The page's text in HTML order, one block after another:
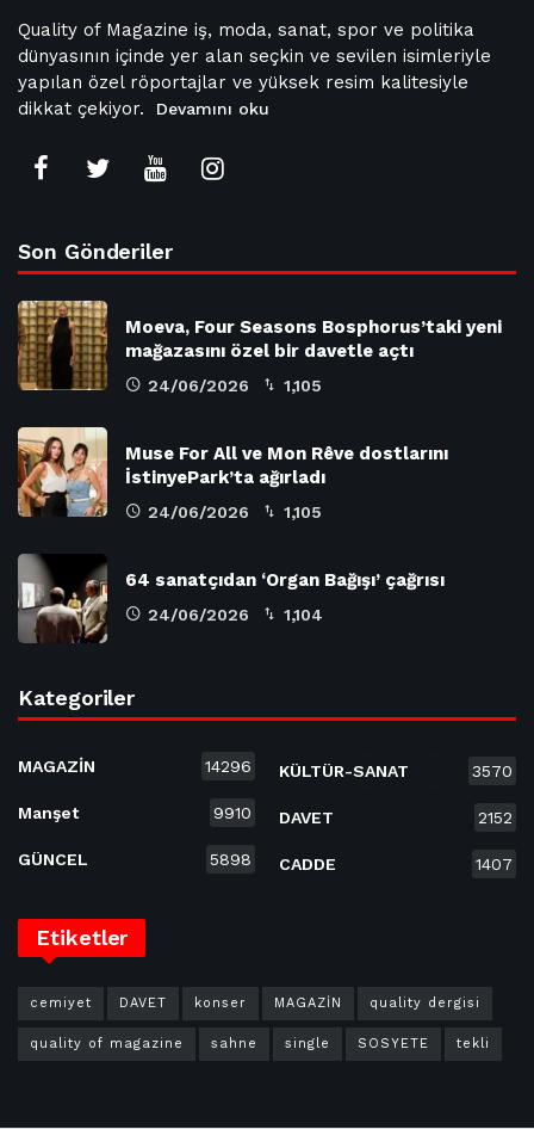
Quality of Magazine iş, moda, sanat, spor ve politika
dünyasının içinde yer alan seçkin ve sevilen isimleriyle
yapılan özel röportajlar ve yüksek resim kalitesiyle
dikkat çekiyor.
Devamını oku
Son Gönderiler
Moeva, Four Seasons Bosphorus’taki yeni
mağazasını özel bir davetle açtı
24/06/2026 1,105
Muse For All ve Mon Rêve dostlarını
İstinyePark’ta ağırladı
24/06/2026 1,105
64 sanatçıdan ‘Organ Bağışı’ çağrısı
24/06/2026 1,104
Kategoriler
MAGAZİN 14296
Manşet 9910
GÜNCEL 5898
KÜLTÜR-SANAT 3570
DAVET 2152
CADDE 1407
Etiketler
cemiyet DAVET konser MAGAZİN quality dergisi
quality of magazine sahne single SOSYETE tekli